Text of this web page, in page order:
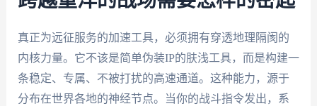
真正为远征服务的加速工具，必须拥有穿透地理隔阂的
内核力量。它不该是简单伪装IP的肤浅工具，而是构建一
条稳定、专属、不被打扰的高速通道。这种能力，源于
分布在世界各地的神经节点。当你的战斗指令发出，系